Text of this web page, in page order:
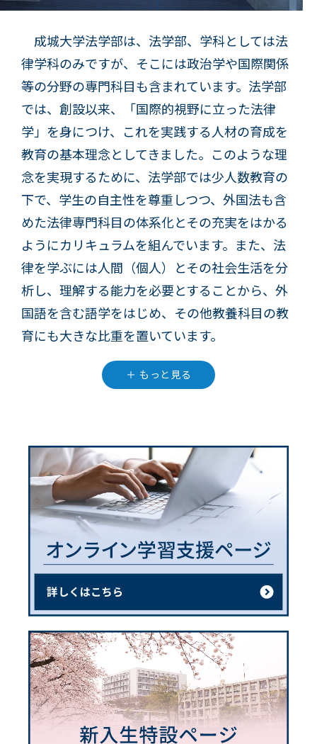
成城大学法学部は、法学部、学科としては法
律学科のみですが、そこには政治学や国際関係
等の分野の専門科目も含まれています。法学部
では、創設以来、「国際的視野に立った法律
学」を身につけ、これを実践する人材の育成を
教育の基本理念としてきました。このような理
念を実現するために、法学部では少人数教育の
下で、学生の自主性を尊重しつつ、外国法も含
めた法律専門科目の体系化とその充実をはかる
ようにカリキュラムを組んでいます。また、法
律を学ぶには人間（個人）とその社会生活を分
析し、理解する能力を必要とすることから、外
国語を含む語学をはじめ、その他教養科目の教
育にも大きな比重を置いています。